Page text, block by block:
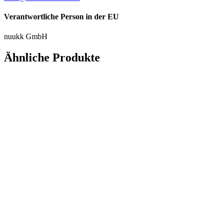
Verantwortliche Person in der EU
nuukk GmbH
Ähnliche Produkte